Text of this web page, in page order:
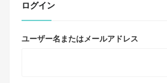
ログイン
ユーザー名またはメールアドレス